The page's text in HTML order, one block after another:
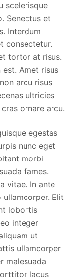
scelerisque
Senectus et
Interdum
consectetur.
tortor at risus.
est. Amet risus
arcu risus
ultricies
ornare arcu.
egestas
nunc eget
morbi
fames.
vitae. In ante
Elit
lobortis
integer
ut
ullamcorper
malesuada
lacus